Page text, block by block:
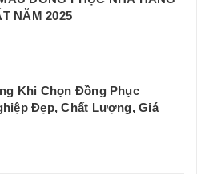
NĂM 2025
Khi Chọn Đồng Phục
Đẹp, Chất Lượng, Giá